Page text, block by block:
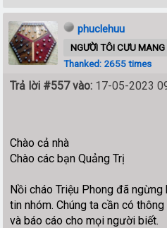
phuclehuu
NGƯỜI TÔI CƯU MANG
Thanked: 2655 times
Trả lời #557 vào: 17-05-2023
Chào cả nhà
Chào các bạn Quảng Trị
Nồi cháo Triệu Phong đã
tin nhóm. Chúng ta cần có
và báo cáo cho mọi người biết.